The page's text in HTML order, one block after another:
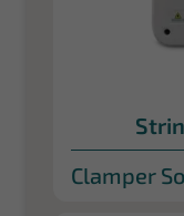
Clamper